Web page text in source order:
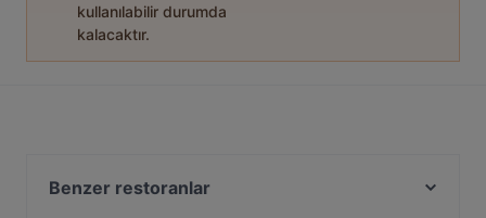
kullanılabilir durumda
kalacaktır.
Benzer restoranlar